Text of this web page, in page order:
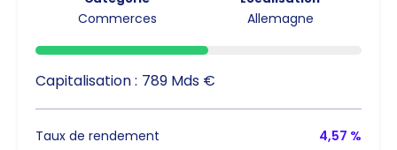
Commerces Allemagne
Capitalisation : 789 Mds €
Taux de rendement 4,57 %